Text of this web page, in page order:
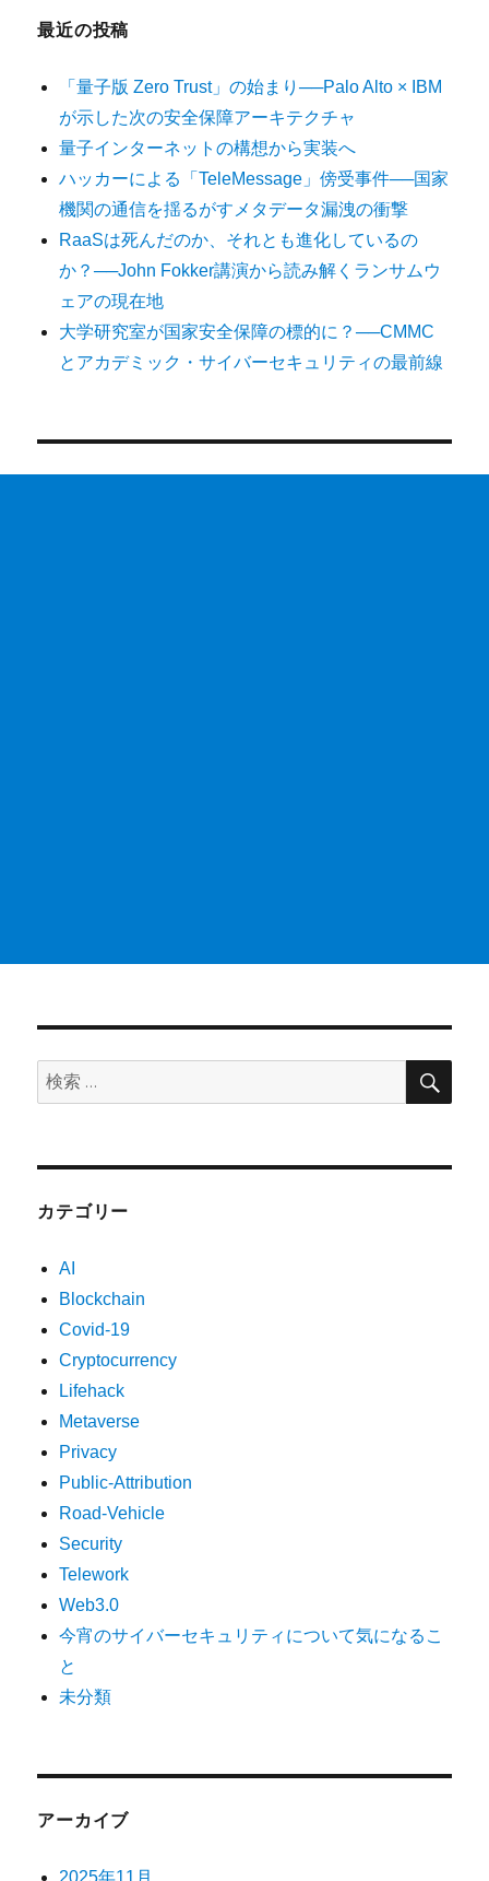
最近の投稿
「量子版 Zero Trust」の始まり──Palo Alto × IBM
が示した次の安全保障アーキテクチャ
量子インターネットの構想から実装へ
ハッカーによる「TeleMessage」傍受事件──国家
機関の通信を揺るがすメタデータ漏洩の衝撃
RaaSは死んだのか、それとも進化しているの
か？──John Fokker講演から読み解くランサムウ
ェアの現在地
大学研究室が国家安全保障の標的に？──CMMC
とアカデミック・サイバーセキュリティの最前線
検
索:
検
カテゴリー
AI
Blockchain
Covid-19
Cryptocurrency
Lifehack
Metaverse
Privacy
Public-Attribution
Road-Vehicle
Security
Telework
Web3.0
今宵のサイバーセキュリティについて気になるこ
と
未分類
アーカイブ